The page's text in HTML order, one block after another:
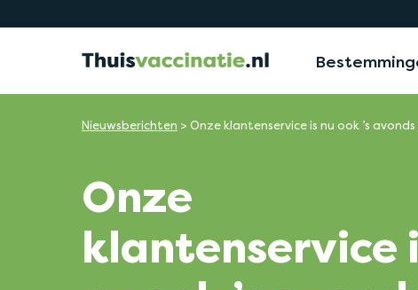
Nieuwsberichten > Onze klantenservice is nu ook ’s
Onze
klantenservice